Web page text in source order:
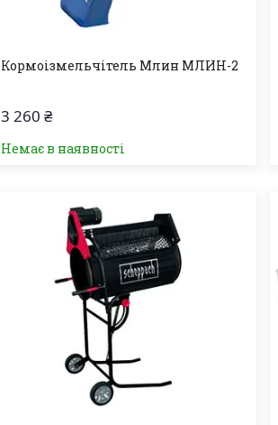
Кормоізмельчітель Млин МЛИН-2
3 260 ₴
Немає в наявності